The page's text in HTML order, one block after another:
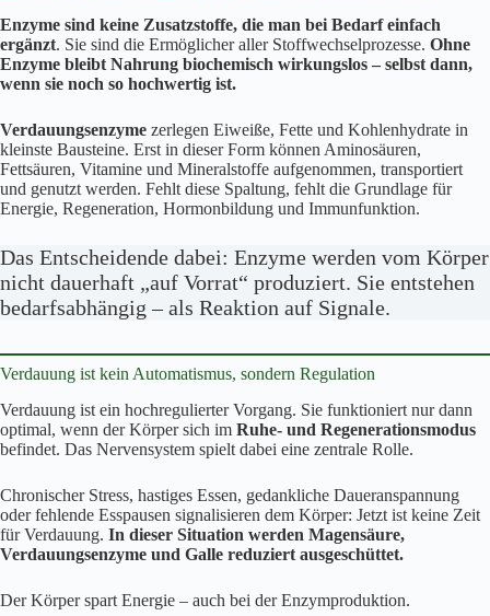
Enzyme sind keine Zusatzstoffe, die man bei Bedarf einfach
ergänzt. Sie sind die Ermöglicher aller Stoffwechselprozesse. Ohne
Enzyme bleibt Nahrung biochemisch wirkungslos – selbst dann,
wenn sie noch so hochwertig ist.
Verdauungsenzyme zerlegen Eiweiße, Fette und Kohlenhydrate in
kleinste Bausteine. Erst in dieser Form können Aminosäuren,
Fettsäuren, Vitamine und Mineralstoffe aufgenommen, transportiert
und genutzt werden. Fehlt diese Spaltung, fehlt die Grundlage für
Energie, Regeneration, Hormonbildung und Immunfunktion.
Das Entscheidende dabei: Enzyme werden vom Körper
nicht dauerhaft „auf Vorrat“ produziert. Sie entstehen
bedarfsabhängig – als Reaktion auf Signale.
Verdauung ist kein Automatismus, sondern Regulation
Verdauung ist ein hochregulierter Vorgang. Sie funktioniert nur dann
optimal, wenn der Körper sich im Ruhe- und Regenerationsmodus
befindet. Das Nervensystem spielt dabei eine zentrale Rolle.
Chronischer Stress, hastiges Essen, gedankliche Daueranspannung
oder fehlende Esspausen signalisieren dem Körper: Jetzt ist keine Zeit
für Verdauung. In dieser Situation werden Magensäure,
Verdauungsenzyme und Galle reduziert ausgeschüttet.
Der Körper spart Energie – auch bei der Enzymproduktion.